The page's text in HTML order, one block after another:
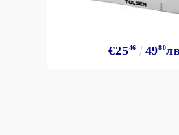
€2546 4980